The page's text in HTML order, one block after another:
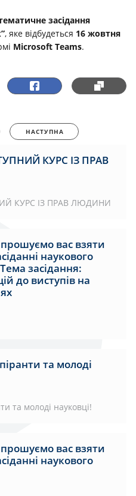
засідання
, яке відбудеться 16 жовтня
Microsoft Teams.
НАСТУПНА
КУРС ІЗ ПРАВ
КУРС ІЗ ПРАВ ЛЮДИНИ
вас взяти
наукового
засідання:
до виступів на
та молоді
та молоді науковці!
вас взяти
наукового